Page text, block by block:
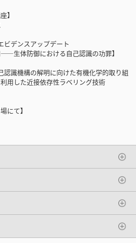
】
ビデンスアップデート
――生体防御における自己認識の功罪】
認識機構の解明に向けた有機化学的取り組
用した近接依存性ラベリング技術
にて】